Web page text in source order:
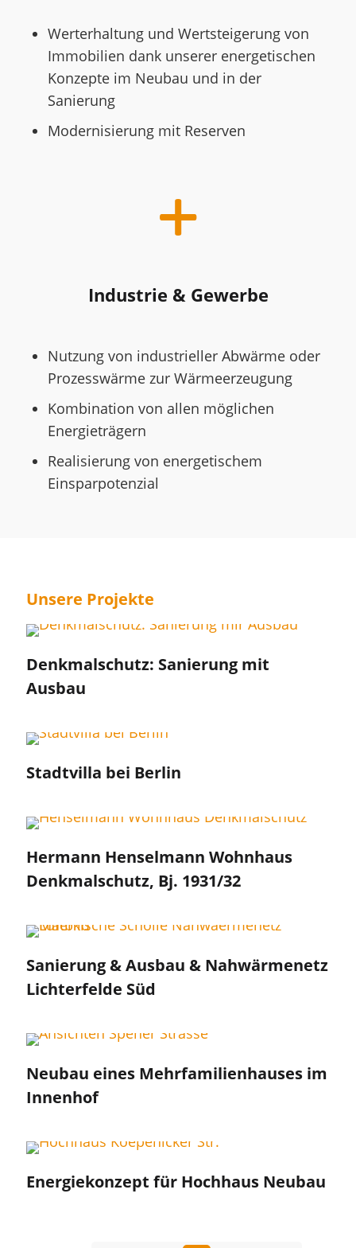
Werterhaltung und Wertsteigerung von
Immobilien dank unserer energetischen
Konzepte im Neubau und in der
Sanierung
Modernisierung mit Reserven
Industrie & Gewerbe
Nutzung von industrieller Abwärme oder
Prozesswärme zur Wärmeerzeugung
Kombination von allen möglichen
Energieträgern
Realisierung von energetischem
Einsparpotenzial
Unsere Projekte
Denkmalschutz: Sanierung mit
Ausbau
Stadtvilla bei Berlin
Hermann Henselmann Wohnhaus
Denkmalschutz, Bj. 1931/32
Sanierung & Ausbau & Nahwärmenetz
Lichterfelde Süd
Neubau eines Mehrfamilienhauses im
Innenhof
Energiekonzept für Hochhaus Neubau